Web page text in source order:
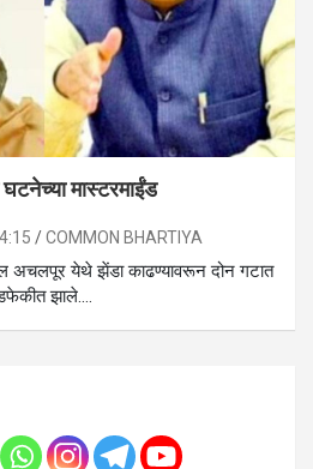
मास्टरमाईंड
COMMON BHARTIYA
अचलपूर येथे झेंडा काढण्यावरून दोन गटात
झाले.…